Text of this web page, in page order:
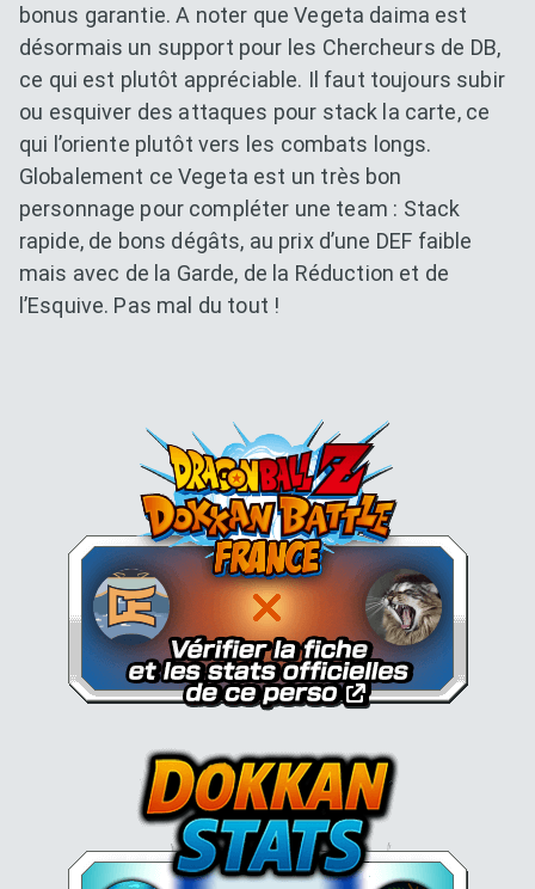
bonus garantie. A noter que Vegeta daima est
désormais un support pour les Chercheurs de DB,
ce qui est plutôt appréciable. Il faut toujours subir
ou esquiver des attaques pour stack la carte, ce
qui l’oriente plutôt vers les combats longs.
Globalement ce Vegeta est un très bon
personnage pour compléter une team : Stack
rapide, de bons dégâts, au prix d’une DEF faible
mais avec de la Garde, de la Réduction et de
l’Esquive. Pas mal du tout !
Dokkan Essentials x Dragon